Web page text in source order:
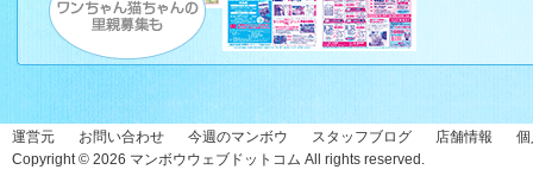
運営元 お問い合わせ 今週のマンボウ スタッフブログ 店舗情報
Copyright © 2026 マンボウウェブドットコム All rights reserved.